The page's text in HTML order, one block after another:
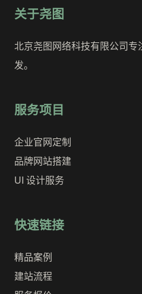
关于尧图
北京尧图网络科技有限公司
发。
服务项目
企业官网定制
品牌网站搭建
UI 设计服务
快速链接
精品案例
建站流程